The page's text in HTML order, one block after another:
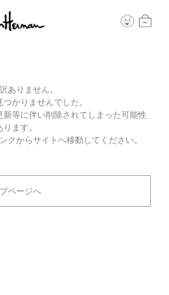
ありません。
かりませんでした。
等に伴い削除されてしまった可能性
ります。
クからサイトへ移動してください。
ページへ